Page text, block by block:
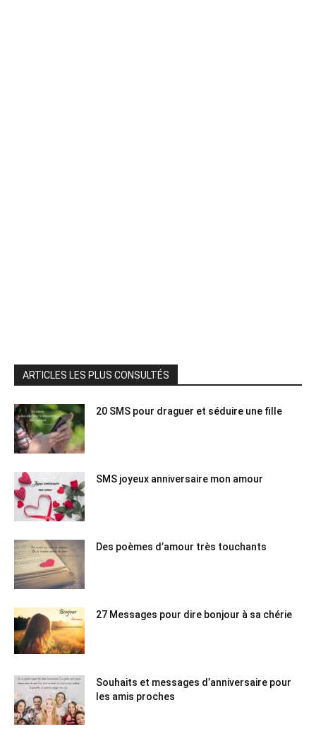
ARTICLES LES PLUS CONSULTÉS
20 SMS pour draguer et séduire une fille
SMS joyeux anniversaire mon amour
Des poèmes d’amour très touchants
27 Messages pour dire bonjour à sa chérie
Souhaits et messages d’anniversaire pour
les amis proches